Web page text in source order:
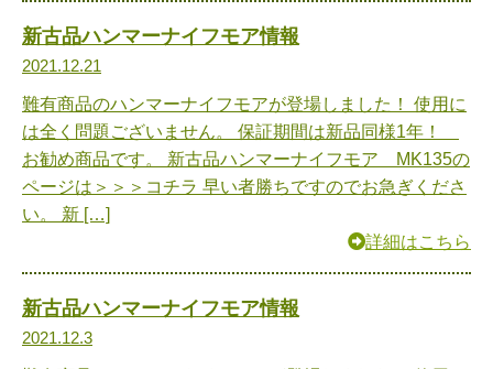
新古品ハンマーナイフモア情報
2021.12.21
難有商品のハンマーナイフモアが登場しました！ 使用に
は全く問題ございません。 保証期間は新品同様1年！
お勧め商品です。 新古品ハンマーナイフモア MK135の
ページは＞＞＞コチラ 早い者勝ちですのでお急ぎくださ
い。 新 […]
詳細はこちら
新古品ハンマーナイフモア情報
2021.12.3